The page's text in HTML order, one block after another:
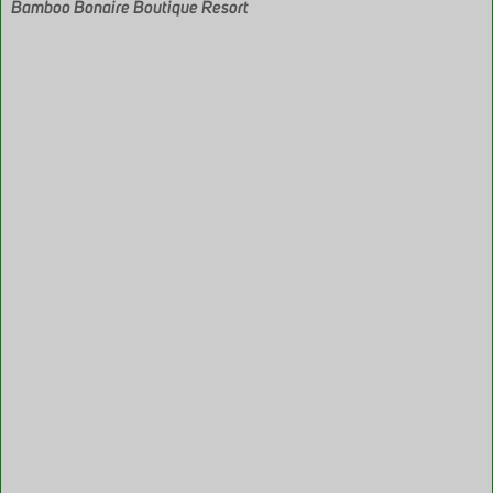
Bamboo Bonaire Boutique Resort